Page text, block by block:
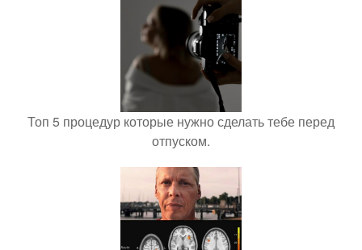
Топ 5 процедур которые нужно сделать тебе перед
отпуском.